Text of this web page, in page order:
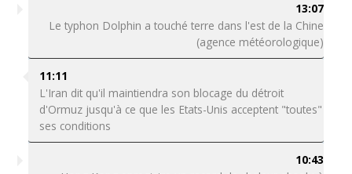
13:07
Le typhon Dolphin a touché terre dans l'est de la Chine
(agence météorologique)
11:11
L'Iran dit qu'il maintiendra son blocage du détroit
d'Ormuz jusqu'à ce que les Etats-Unis acceptent "toutes"
ses conditions
10:43